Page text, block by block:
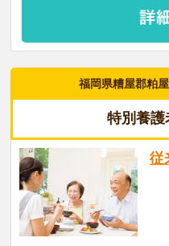
福岡県糟屋郡粕
特別養護
従